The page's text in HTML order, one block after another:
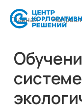
Главная →
системе